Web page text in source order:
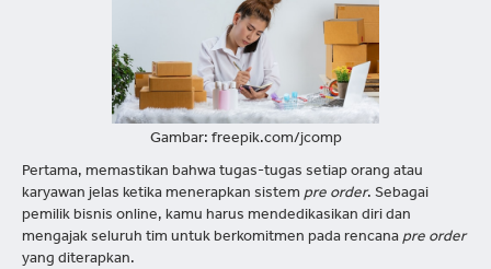
Gambar: freepik.com/jcomp
Pertama, memastikan bahwa tugas-tugas setiap orang atau
karyawan jelas ketika menerapkan sistem pre order. Sebagai
pemilik bisnis online, kamu harus mendedikasikan diri dan
mengajak seluruh tim untuk berkomitmen pada rencana pre order
yang diterapkan.